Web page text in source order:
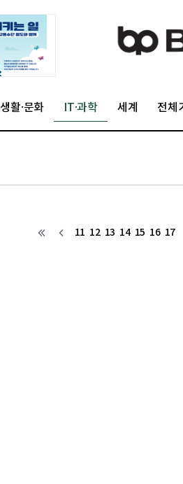
생활·문화 IT·과학 세계 전체
11 12 13 14 15 16 17